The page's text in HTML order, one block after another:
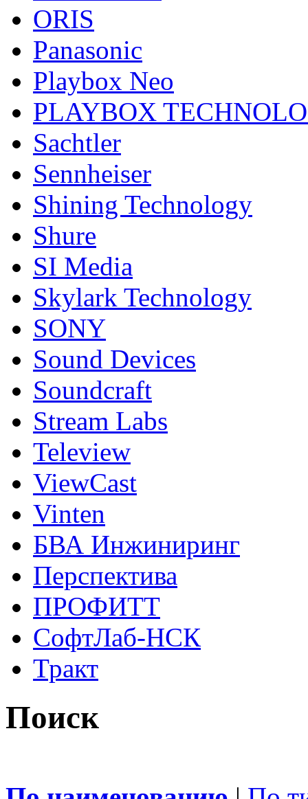
ORIS
Panasonic
Playbox Neo
PLAYBOX
Sachtler
Sennheiser
Shining Technology
Shure
SI Media
Skylark Technology
SONY
Sound Devices
Soundcraft
Stream Labs
Teleview
ViewCast
Vinten
БВА Инжиниринг
Перспектива
ПРОФИТТ
СофтЛаб-НСК
Тракт
Поиск